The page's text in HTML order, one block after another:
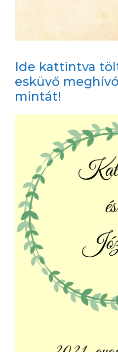
Ide kattintva
esküvő
mintát!